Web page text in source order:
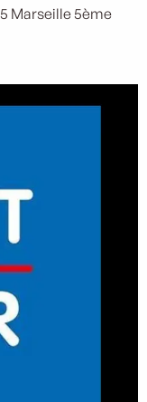
Marseille 5ème